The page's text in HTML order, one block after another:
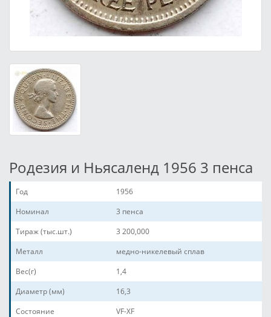
Родезия и Ньясаленд 1956 3 пенса
Год
1956
Номинал
3 пенса
Тираж (тыс.шт.)
3 200,000
Металл
медно-никелевый сплав
Вес(г)
1,4
Диаметр (мм)
16,3
Состояние
VF-XF